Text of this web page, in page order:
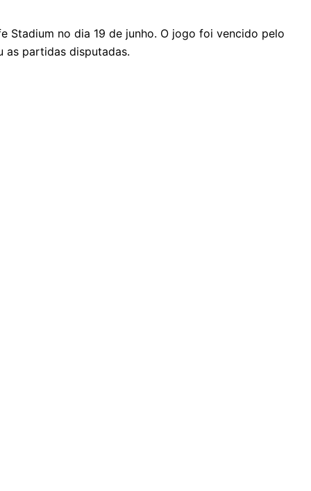
Stadium no dia 19 de junho. O jogo foi vencido pelo
as partidas disputadas.